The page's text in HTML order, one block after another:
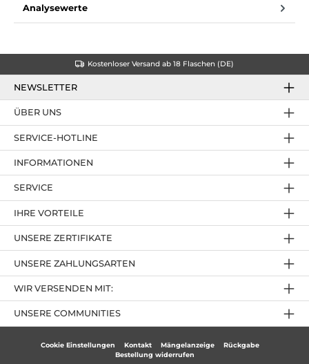
Analysewerte
Kostenloser Versand ab 18 Flaschen (DE)
NEWSLETTER
SERVICE-HOTLINE
IHRE VORTEILE
UNSERE ZAHLUNGSARTEN
ÜBER UNS
UNSERE ZERTIFIKATE
INFORMATIONEN
SERVICE
UNSERE COMMUNITIES
WIR VERSENDEN MIT:
Cookie Einstellungen Kontakt Mängelanzeige
Rückgabe
Bestellung widerrufen